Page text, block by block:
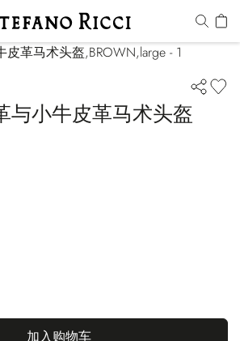
与小牛皮革马术头盔
加入购物车